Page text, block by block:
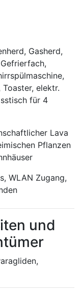
Gasherd,
elektr.
für 4
Lava
Pflanzen
WLAN Zugang,
und